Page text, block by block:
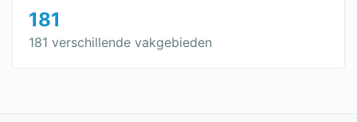
181
181 verschillende vakgebieden